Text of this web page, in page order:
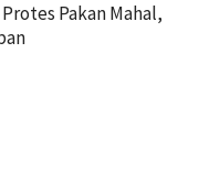
Pakan Mahal,